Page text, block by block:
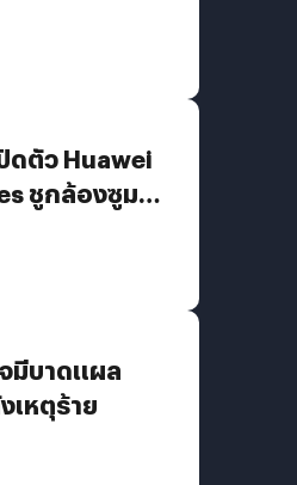
ดตัว Huawei
ชูกล้องซูม
มีบาดแผล
เหตุร้าย